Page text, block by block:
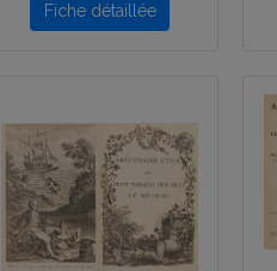
Fiche détaillée